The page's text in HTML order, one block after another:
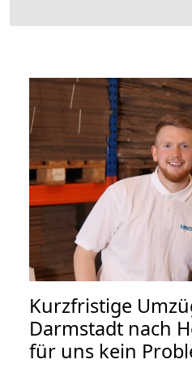
Kurzfristige
Darmstadt nach
für uns kein